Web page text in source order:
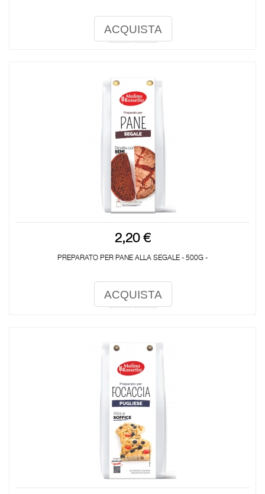
ACQUISTA
2,20 €
PREPARATO PER PANE ALLA SEGALE - 500G -
ACQUISTA